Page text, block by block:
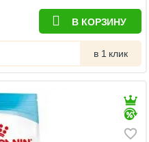
В КОРЗИНУ
в 1 клик